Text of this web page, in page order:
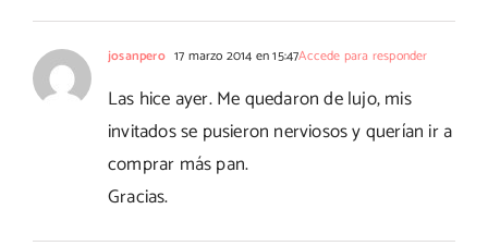
josanpero 17 marzo 2014 en 15:47Accede para responder
Las hice ayer. Me quedaron de lujo, mis
invitados se pusieron nerviosos y querían ir a
comprar más pan.
Gracias.